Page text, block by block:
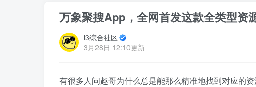
万象聚搜App，全网首发这款全类型资
i3综合社区
3月28日 12:10更新
有很多人问趣哥为什么总是能那么精准地找到对应的